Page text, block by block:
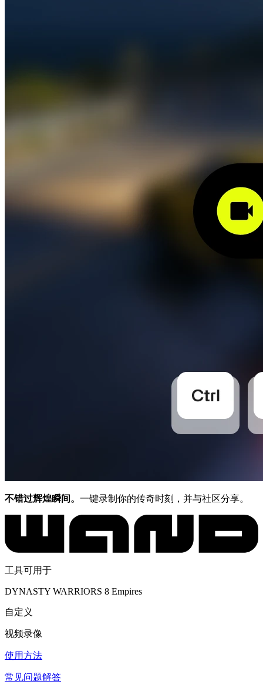
不错过辉煌瞬间。 一键录制你的传奇时刻，并与社区分享。
工具可用于
DYNASTY WARRIORS 8 Empires
自定义
视频录像
使用方法
常见问题解答